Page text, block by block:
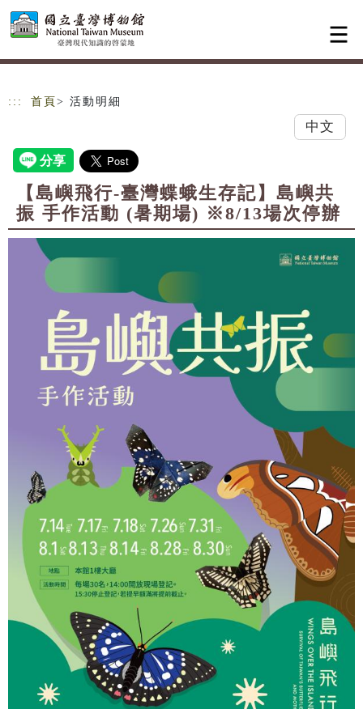
跳到主要內容
網站導覽
::: 首頁 > 活動明細
中文
【島嶼飛行-臺灣蝶蛾生存記】島嶼共
振 手作活動 (暑期場) ※8/13場次停辦